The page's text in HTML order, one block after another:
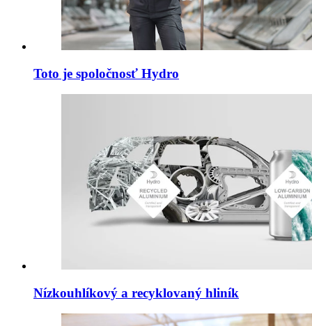
Toto je spoločnosť Hydro
Nízkouhlíkový a recyklovaný hliník